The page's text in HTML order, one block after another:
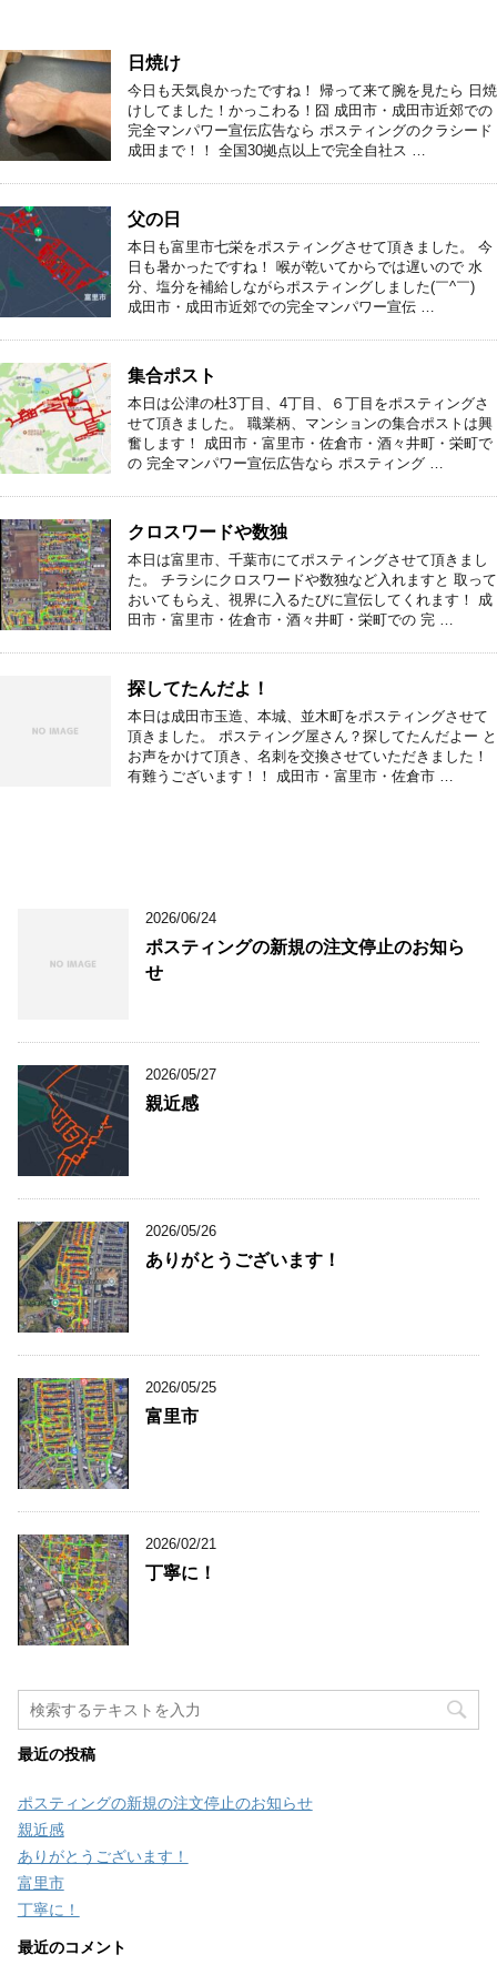
日焼け
今日も天気良かったですね！ 帰って来て腕を見たら 日焼
けしてました！かっこわる！囧 成田市・成田市近郊での
完全マンパワー宣伝広告なら ポスティングのクラシード
成田まで！！ 全国30拠点以上で完全自社ス …
父の日
本日も富里市七栄をポスティングさせて頂きました。 今
日も暑かったですね！ 喉が乾いてからでは遅いので 水
分、塩分を補給しながらポスティングしました(￣^￣)ゞ
成田市・成田市近郊での完全マンパワー宣伝 …
集合ポスト
本日は公津の杜3丁目、4丁目、６丁目をポスティングさ
せて頂きました。 職業柄、マンションの集合ポストは興
奮します！ 成田市・富里市・佐倉市・酒々井町・栄町で
の 完全マンパワー宣伝広告なら ポスティング …
クロスワードや数独
本日は富里市、千葉市にてポスティングさせて頂きまし
た。 チラシにクロスワードや数独など入れますと 取って
おいてもらえ、視界に入るたびに宣伝してくれます！ 成
田市・富里市・佐倉市・酒々井町・栄町での 完 …
探してたんだよ！
本日は成田市玉造、本城、並木町をポスティングさせて
頂きました。 ポスティング屋さん？探してたんだよー と
お声をかけて頂き、名刺を交換させていただきました！
有難うございます！！ 成田市・富里市・佐倉市 …
2026/06/24
ポスティングの新規の注文停止のお知ら
せ
2026/05/27
親近感
2026/05/26
ありがとうございます！
2026/05/25
富里市
2026/02/21
丁寧に！
最近の投稿
ポスティングの新規の注文停止のお知らせ
親近感
ありがとうございます！
富里市
丁寧に！
最近のコメント